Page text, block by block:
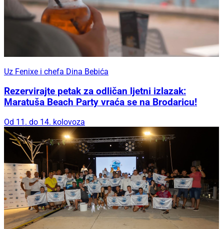
Uz Fenixe i chefa Dina Bebića
Rezervirajte petak za odličan ljetni izlazak:
Maratuša Beach Party vraća se na Brodaricu!
Od 11. do 14. kolovoza